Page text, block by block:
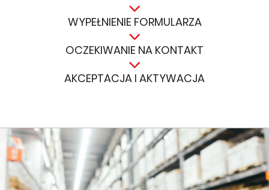
WYPEŁNIENIE FORMULARZA
OCZEKIWANIE NA KONTAKT
AKCEPTACJA I AKTYWACJA